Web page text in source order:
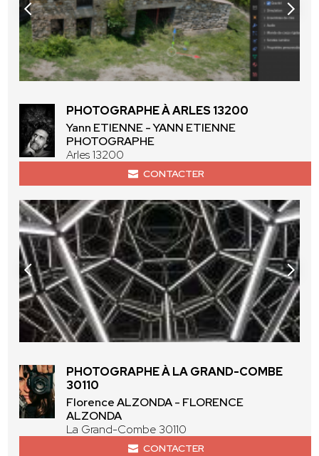
PHOTOGRAPHE À ARLES 13200
Yann ETIENNE - YANN ETIENNE
PHOTOGRAPHE
Arles 13200
CONTACTER
PHOTOGRAPHE À LA GRAND-COMBE
30110
Florence ALZONDA - FLORENCE
ALZONDA
La Grand-Combe 30110
CONTACTER